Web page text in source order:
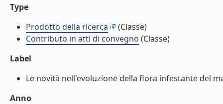
Type
Prodotto della ricerca
(Classe)
Contributo in atti di convegno (Classe)
Label
Le novità nell'evoluzione della flora infestante del
Anno